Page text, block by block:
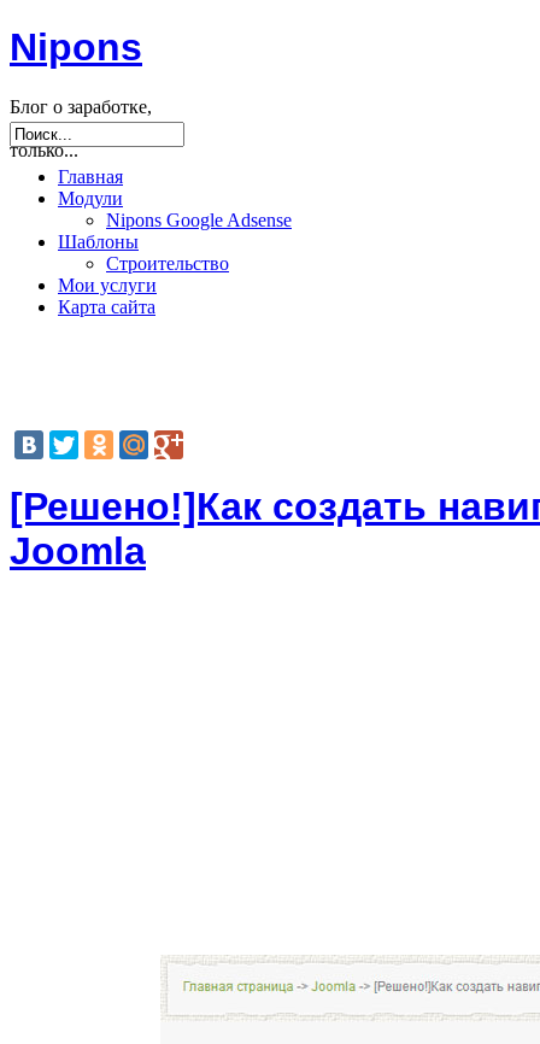
Nipons
Блог о заработке,
seo, joomla и не
только...
Главная
Модули
Nipons Google Adsense
Шаблоны
Строительство
Мои услуги
Карта сайта
[Решено!]Как создать
Joomla